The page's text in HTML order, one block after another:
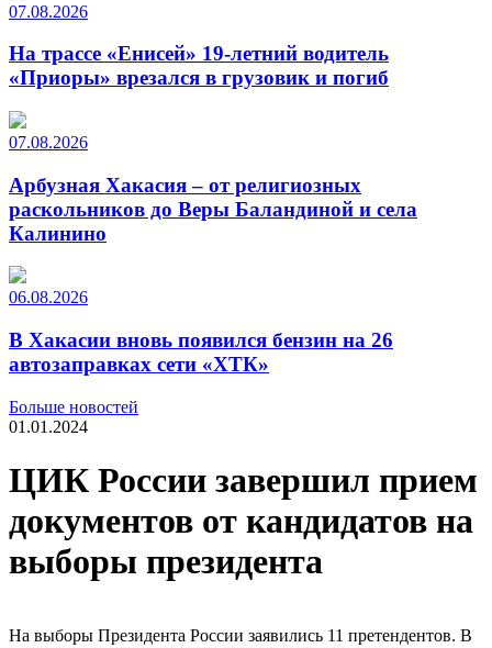
07.08.2026
На трассе «Енисей» 19-летний водитель
«Приоры» врезался в грузовик и погиб
07.08.2026
Арбузная Хакасия – от религиозных
раскольников до Веры Баландиной и села
Калинино
06.08.2026
В Хакасии вновь появился бензин на 26
автозаправках сети «ХТК»
Больше новостей
01.01.2024
ЦИК России завершил прием
документов от кандидатов на
выборы президента
На выборы Президента России заявились 11 претендентов. В